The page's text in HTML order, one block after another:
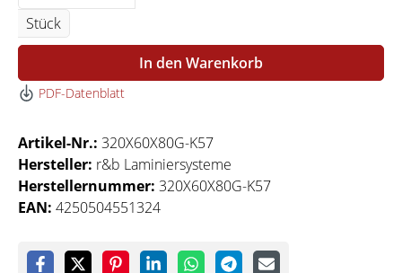
Stück
In den Warenkorb
PDF-Datenblatt
Artikel-Nr.: 320X60X80G-K57
Hersteller: r&b Laminiersysteme
Herstellernummer: 320X60X80G-K57
EAN: 4250504551324